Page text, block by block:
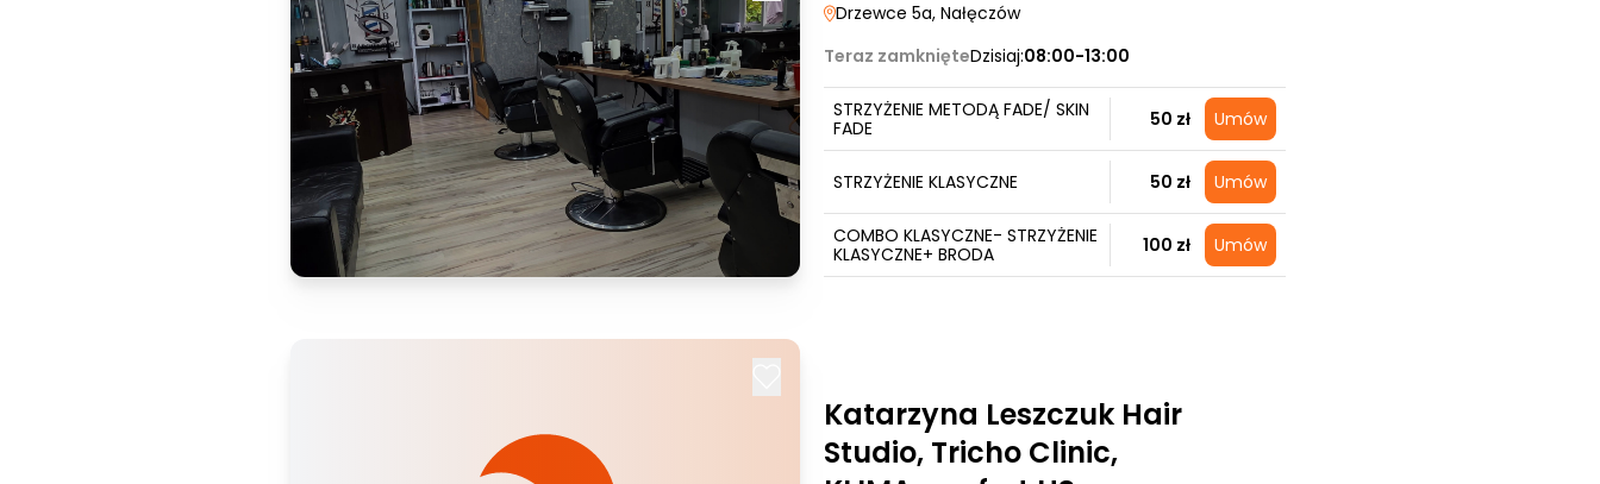
Drzewce 5a, Nałęczów
Teraz zamknięteDzisiaj:08:00-13:00
STRZYŻENIE METODĄ FADE/ SKIN
FADE
50 zł Umów
STRZYŻENIE KLASYCZNE 50 zł Umów
COMBO KLASYCZNE- STRZYŻENIE
KLASYCZNE+ BRODA
100 zł Umów
Katarzyna Leszczuk Hair
Studio, Tricho Clinic,